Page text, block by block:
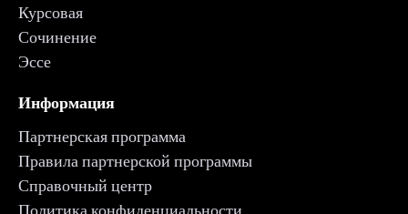
Курсовая
Сочинение
Эссе
Информация
Партнерская программа
Правила партнерской программы
Справочный центр